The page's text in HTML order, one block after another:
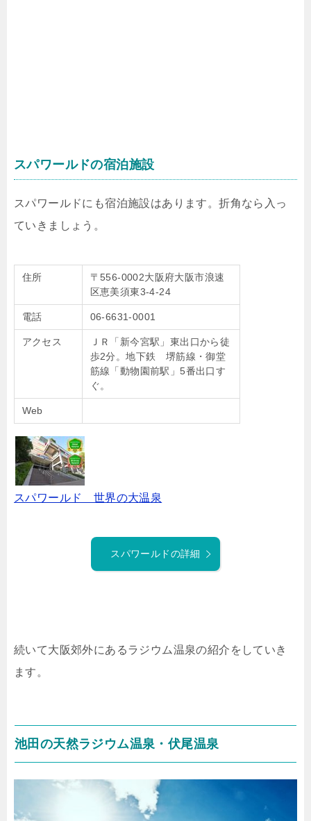
スパワールドの宿泊施設
スパワールドにも宿泊施設はあります。折角なら入っ
ていきましょう。
住所
〒556-0002大阪府大阪市浪速
区恵美須東3-4-24
電話 06-6631-0001
アクセス
ＪＲ「新今宮駅」東出口から徒
歩2分。地下鉄 堺筋線・御堂
筋線「動物園前駅」5番出口す
ぐ。
Web
スパワールド 世界の大温泉
スパワールドの詳細
続いて大阪郊外にあるラジウム温泉の紹介をしていき
ます。
池田の天然ラジウム温泉・伏尾温泉